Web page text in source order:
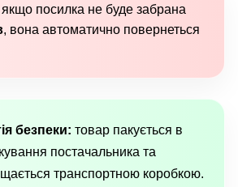
якщо посилка не буде забрана
, вона автоматично повернеться
безпеки: товар пакується в
постачальника та
транспортною коробкою.